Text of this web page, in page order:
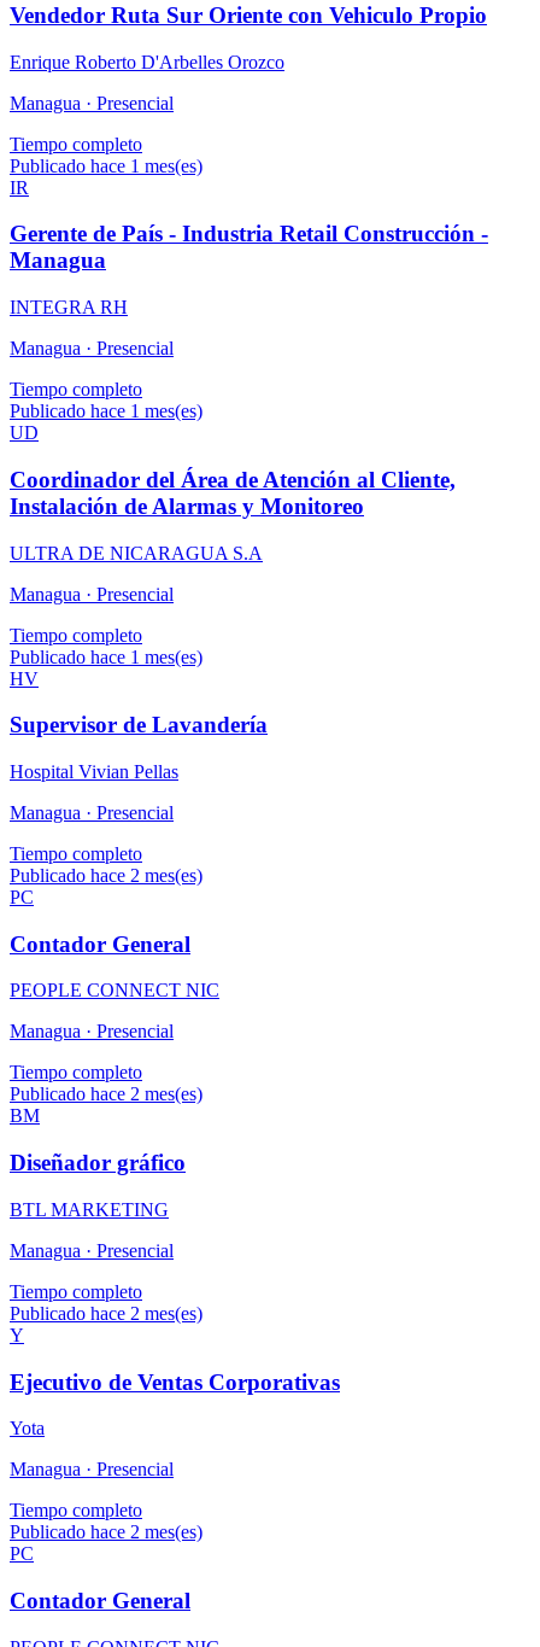
Vendedor Ruta Sur Oriente con Vehiculo Propio
Enrique Roberto D'Arbelles Orozco
Managua · Presencial
Tiempo completo
Publicado hace 1 mes(es)
IR
Gerente de País - Industria Retail Construcción -
Managua
INTEGRA RH
Managua · Presencial
Tiempo completo
Publicado hace 1 mes(es)
UD
Coordinador del Área de Atención al Cliente,
Instalación de Alarmas y Monitoreo
ULTRA DE NICARAGUA S.A
Managua · Presencial
Tiempo completo
Publicado hace 1 mes(es)
HV
Supervisor de Lavandería
Hospital Vivian Pellas
Managua · Presencial
Tiempo completo
Publicado hace 2 mes(es)
PC
Contador General
PEOPLE CONNECT NIC
Managua · Presencial
Tiempo completo
Publicado hace 2 mes(es)
BM
Diseñador gráfico
BTL MARKETING
Managua · Presencial
Tiempo completo
Publicado hace 2 mes(es)
Y
Ejecutivo de Ventas Corporativas
Yota
Managua · Presencial
Tiempo completo
Publicado hace 2 mes(es)
PC
Contador General